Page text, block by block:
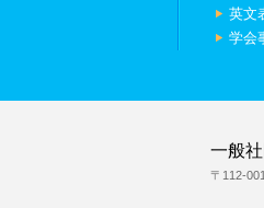
英文
学会
一般
〒112-